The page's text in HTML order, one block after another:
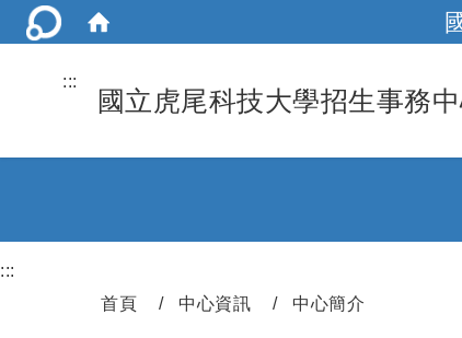
:::
國立虎尾科技大學招生事務
:::
首頁
中心資訊 中心簡介